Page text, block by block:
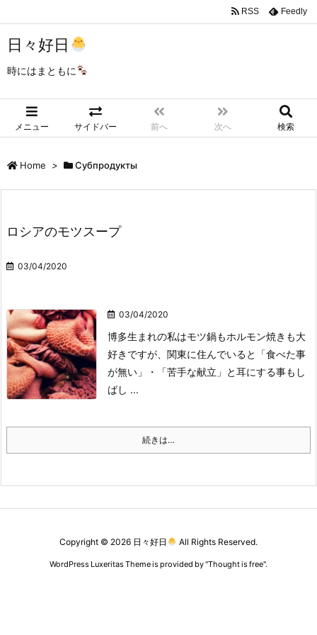
日々好日
時にはまともに
メニュー サイドバー 前へ 次へ 検索
RSS Feedly
Home > Субпродукты
ロシアのモツスープ
03/04/2020
03/04/2020
博多生まれの私はモツ鍋もホルモン焼きも大
好きですが、関東に住んでいると「食べた事
が無い」・「苦手な献立」と耳にする事もし
ばし ...
続きは…
Copyright © 2026 日々好日 All Rights Reserved.
WordPress Luxeritas Theme is provided by "Thought is free".